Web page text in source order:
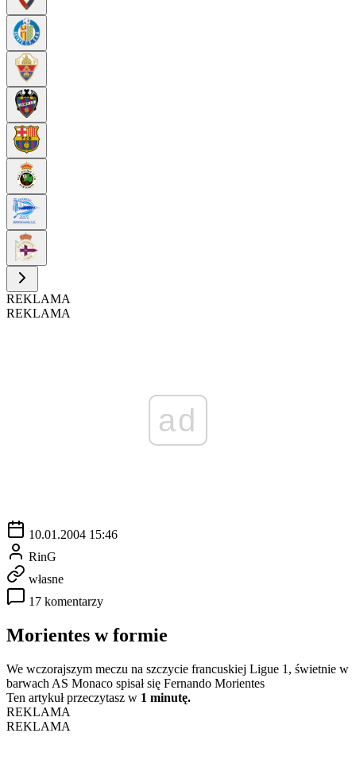
REKLAMA
REKLAMA
ad
10.01.2004 15:46
RinG
własne
17 komentarzy
Morientes w formie
We wczorajszym meczu na szczycie francuskiej Ligue 1, świetnie w
barwach AS Monaco spisał się Fernando Morientes
Ten artykuł przeczytasz w 1 minutę.
REKLAMA
REKLAMA